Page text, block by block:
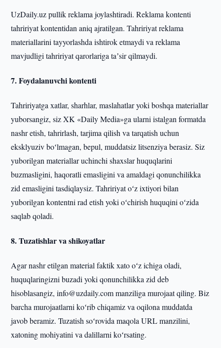
UzDaily.uz pullik reklama joylashtiradi. Reklama kontenti
tahririyat kontentidan aniq ajratilgan. Tahririyat reklama
materiallarini tayyorlashda ishtirok etmaydi va reklama
mavjudligi tahririyat qarorlariga taʼsir qilmaydi.
7. Foydalanuvchi kontenti
Tahririyatga xatlar, sharhlar, maslahatlar yoki boshqa materiallar
yuborsangiz, siz XK «Daily Media»ga ularni istalgan formatda
nashr etish, tahrirlash, tarjima qilish va tarqatish uchun
eksklyuziv boʻlmagan, bepul, muddatsiz litsenziya berasiz. Siz
yuborilgan materiallar uchinchi shaxslar huquqlarini
buzmasligini, haqoratli emasligini va amaldagi qonunchilikka
zid emasligini tasdiqlaysiz. Tahririyat oʻz ixtiyori bilan
yuborilgan kontentni rad etish yoki oʻchirish huquqini oʻzida
saqlab qoladi.
8. Tuzatishlar va shikoyatlar
Agar nashr etilgan material faktik xato oʻz ichiga oladi,
huquqlaringizni buzadi yoki qonunchilikka zid deb
hisoblasangiz, info@uzdaily.com manziliga murojaat qiling. Biz
barcha murojaatlarni koʻrib chiqamiz va oqilona muddatda
javob beramiz. Tuzatish soʻrovida maqola URL manzilini,
xatoning mohiyatini va dalillarni koʻrsating.